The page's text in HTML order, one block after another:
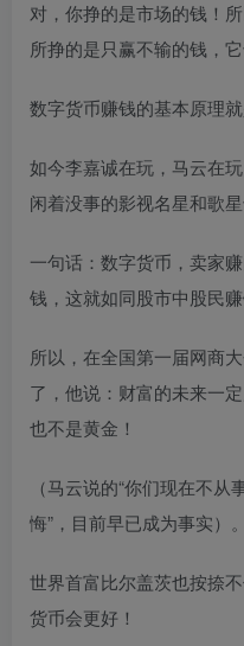
对，你挣的是市场的钱！
所挣的是只赢不输的钱，
数字货币赚钱的基本原理就
如今李嘉诚在玩，马云在
闲着没事的影视名星和歌
一句话：数字货币，卖家
钱，这就如同股市中股民
所以，在全国第一届网商
了，他说：财富的未来一
也不是黄金！
（马云说的“你们现在不
悔”，目前早已成为事实）。
世界首富比尔盖茨也按捺
货币会更好！